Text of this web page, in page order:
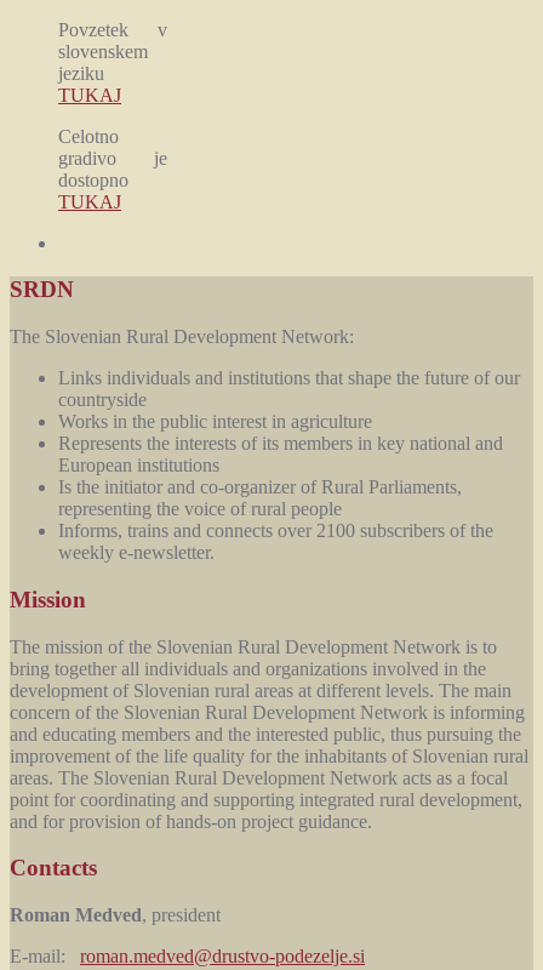
Povzetek v
slovenskem
jeziku
TUKAJ
Celotno
gradivo je
dostopno
TUKAJ
SRDN
The Slovenian Rural Development Network:
Links individuals and institutions that shape the future of our
countryside
Works in the public interest in agriculture
Represents the interests of its members in key national and
European institutions
Is the initiator and co-organizer of Rural Parliaments,
representing the voice of rural people
Informs, trains and connects over 2100 subscribers of the
weekly e-newsletter.
Mission
The mission of the Slovenian Rural Development Network is to
bring together all individuals and organizations involved in the
development of Slovenian rural areas at different levels. The main
concern of the Slovenian Rural Development Network is informing
and educating members and the interested public, thus pursuing the
improvement of the life quality for the inhabitants of Slovenian rural
areas. The Slovenian Rural Development Network acts as a focal
point for coordinating and supporting integrated rural development,
and for provision of hands-on project guidance.
Contacts
Roman Medved, president
E-mail: roman.medved@drustvo-podezelje.si